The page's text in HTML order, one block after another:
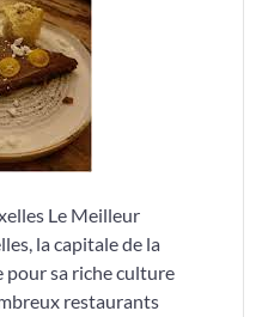
Le Meilleur
la capitale de la
pour sa riche culture
restaurants